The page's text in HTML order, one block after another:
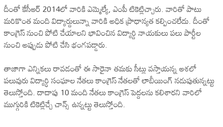
దీంతో కేసీఆర్ 2014లో వారికి ఎమ్మెల్యే, ఎంపీ టికెట్లిచ్చారు. వారితో పాటు
మరికొంత మంది విద్యార్దులున్నా వారికి అధిక ప్రాధాన్యత కల్పించలేదు. దీంతో
కాంగ్రెస్ నుంచి పోటి చేయాలని భావించిన విద్యార్ది నాయకులు పలు పార్టీల
నుంచి అప్పుడు పోటి చేసి భంగపడ్డారు.
తాజాగా ఎన్నికలు రావడంతో ఈ సారైనా తమకు సీట్లు వస్తాయన్న ఆశలో
పలువురు విద్యార్ధి సంఘాల నేతలు కాంగ్రెస్ నేతలతో లాబీయింగ్ నడుపుతున్నట్టు
తెలుస్తోంది. దాదాపు 10 మంది నేతలు కాంగ్రెస్ పెద్దలను కలిశారని వారిలో
ముగ్గురికి టికెట్లిచ్చే చాన్స్ ఉన్నట్టు తెలుస్తోంది.